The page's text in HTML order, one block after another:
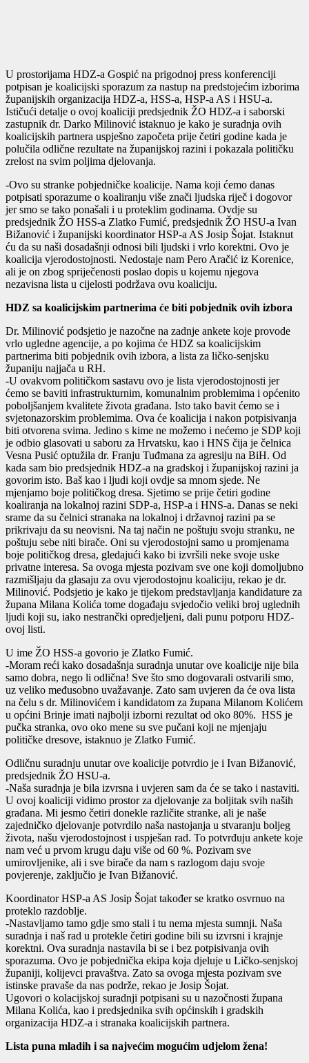
U prostorijama HDZ-a Gospić na prigodnoj press konferenciji
potpisan je koalicijski sporazum za nastup na predstojećim izborima
županijskih organizacija HDZ-a, HSS-a, HSP-a AS i HSU-a.
Ističući detalje o ovoj koaliciji predsjednik ŽO HDZ-a i saborski
zastupnik dr. Darko Milinović istaknuo je kako je suradnja ovih
koalicijskih partnera uspješno započeta prije četiri godine kada je
polučila odlične rezultate na županijskoj razini i pokazala političku
zrelost na svim poljima djelovanja.
-Ovo su stranke pobjedničke koalicije. Nama koji ćemo danas
potpisati sporazume o koaliranju više znači ljudska riječ i dogovor
jer smo se tako ponašali i u proteklim godinama. Ovdje su
predsjednik ŽO HSS-a Zlatko Fumić, predsjednik ŽO HSU-a Ivan
Bižanović i županijski koordinator HSP-a AS Josip Šojat. Istaknut
ću da su naši dosadašnji odnosi bili ljudski i vrlo korektni. Ovo je
koalicija vjerodostojnosti. Nedostaje nam Pero Aračić iz Korenice,
ali je on zbog spriječenosti poslao dopis u kojemu njegova
nezavisna lista u cijelosti podržava ovu koaliciju.
HDZ sa koalicijskim partnerima će biti pobjednik ovih izbora
Dr. Milinović podsjetio je nazočne na zadnje ankete koje provode
vrlo ugledne agencije, a po kojima će HDZ sa koalicijskim
partnerima biti pobjednik ovih izbora, a lista za ličko-senjsku
županiju najjača u RH.
-U ovakvom političkom sastavu ovo je lista vjerodostojnosti jer
ćemo se baviti infrastrukturnim, komunalnim problemima i općenito
poboljšanjem kvalitete života građana. Isto tako bavit ćemo se i
svjetonazorskim problemima. Ova će koalicija i nakon potpisivanja
biti otvorena svima. Jedino s kime ne možemo i nećemo je SDP koji
je odbio glasovati u saboru za Hrvatsku, kao i HNS čija je čelnica
Vesna Pusić optužila dr. Franju Tuđmana za agresiju na BiH. Od
kada sam bio predsjednik HDZ-a na gradskoj i županijskoj razini ja
govorim isto. Baš kao i ljudi koji ovdje sa mnom sjede. Ne
mjenjamo boje političkog dresa. Sjetimo se prije četiri godine
koaliranja na lokalnoj razini SDP-a, HSP-a i HNS-a. Danas se neki
srame da su čelnici stranaka na lokalnoj i državnoj razini pa se
prikrivaju da su neovisni. Na taj način ne poštuju svoju stranku, ne
poštuju sebe niti birače. Oni su vjerodostojni samo u promjenama
boje političkog dresa, gledajući kako bi izvršili neke svoje uske
privatne interesa. Sa ovoga mjesta pozivam sve one koji domoljubno
razmišljaju da glasaju za ovu vjerodostojnu koaliciju, rekao je dr.
Milinović. Podsjetio je kako je tijekom predstavljanja kandidature za
župana Milana Kolića tome događaju svjedočio veliki broj uglednih
ljudi koji su, iako nestrančki opredjeljeni, dali punu potporu HDZ-
ovoj listi.
U ime ŽO HSS-a govorio je Zlatko Fumić.
-Moram reći kako dosadašnja suradnja unutar ove koalicije nije bila
samo dobra, nego li odlična! Sve što smo dogovarali ostvarili smo,
uz veliko međusobno uvažavanje. Zato sam uvjeren da će ova lista
na čelu s dr. Milinovićem i kandidatom za župana Milanom Kolićem
u općini Brinje imati najbolji izborni rezultat od oko 80%. HSS je
pučka stranka, ovo oko mene su sve pučani koji ne mjenjaju
političke dresove, istaknuo je Zlatko Fumić.
Odličnu suradnju unutar ove koalicije potvrdio je i Ivan Bižanović,
predsjednik ŽO HSU-a.
-Naša suradnja je bila izvrsna i uvjeren sam da će se tako i nastaviti.
U ovoj koaliciji vidimo prostor za djelovanje za boljitak svih naših
građana. Mi jesmo četiri donekle različite stranke, ali je naše
zajedničko djelovanje potvrdilo naša nastojanja u stvaranju boljeg
života, našu vjerodostojnost i uspješan rad. To potvrđuju ankete koje
nam već u prvom krugu daju više od 60 %. Pozivam sve
umirovljenike, ali i sve birače da nam s razlogom daju svoje
povjerenje, zaključio je Ivan Bižanović.
Koordinator HSP-a AS Josip Šojat također se kratko osvrnuo na
proteklo razdoblje.
-Nastavljamo tamo gdje smo stali i tu nema mjesta sumnji. Naša
suradnja i naš rad u protekle četiri godine bili su izvrsni i krajnje
korektni. Ova suradnja nastavila bi se i bez potpisivanja ovih
sporazuma. Ovo je pobjednička ekipa koja djeluje u Ličko-senjskoj
županiji, kolijevci pravaštva. Zato sa ovoga mjesta pozivam sve
istinske pravaše da nas podrže, rekao je Josip Šojat.
Ugovori o kolacijskoj suradnji potpisani su u nazočnosti župana
Milana Kolića, kao i predsjednika svih općinskih i gradskih
organizacija HDZ-a i stranaka koalicijskih partnera.
Lista puna mladih i sa najvećim mogućim udjelom žena!